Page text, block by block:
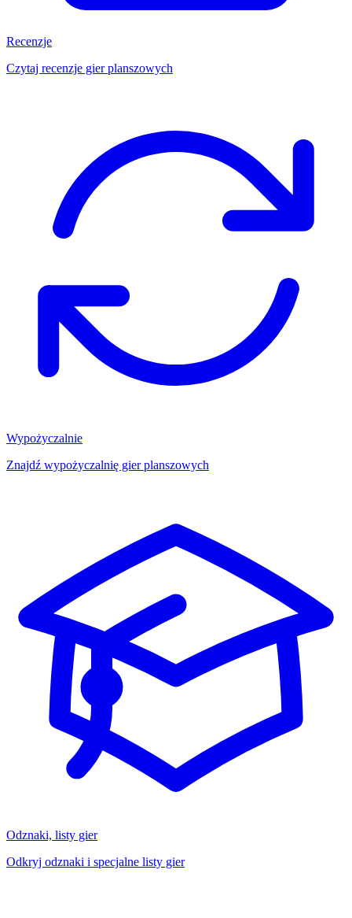
Recenzje
Czytaj recenzje gier planszowych
Wypożyczalnie
Znajdź wypożyczalnię gier planszowych
Odznaki, listy gier
Odkryj odznaki i specjalne listy gier